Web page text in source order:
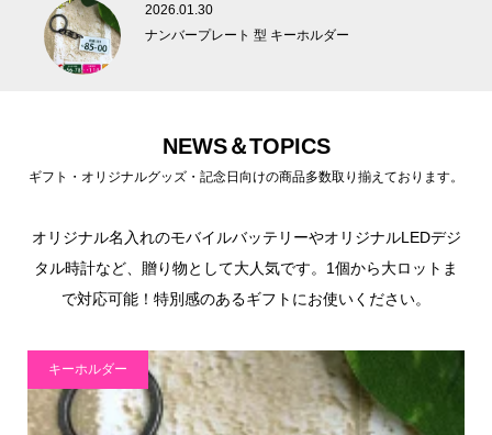
2026.01.30
ナンバープレート 型 キーホルダー
NEWS＆TOPICS
ギフト・オリジナルグッズ・記念日向けの商品多数取り揃えております。
オリジナル名入れのモバイルバッテリーやオリジナルLEDデジ
タル時計など、贈り物として大人気です。1個から大ロットま
で対応可能！特別感のあるギフトにお使いください。
キーホルダー